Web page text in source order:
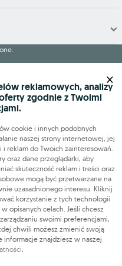
reklamowych, analizy
zgodnie z Twoimi
cookie i innych podobnych
naszej strony internetowej, jej
i reklam do Twoich zainteresowań.
oraz dane przeglądarki, aby
skuteczność reklam i treści oraz
mogą być przetwarzane na
uzasadnionego interesu. Kliknij
korzystanie z tych technologii
opisanych celach. Jeśli chcesz
swoimi preferencjami,
chwili możesz zmienić swoją
informacje znajdziesz w naszej
.
×